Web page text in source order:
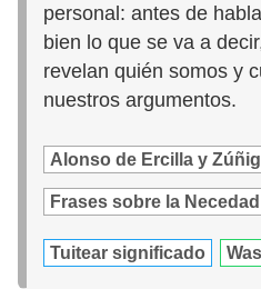
personal: antes de
bien lo que se va a
revelan quién somos y
nuestros argumentos.
Alonso de Ercilla y
Frases sobre la Necedad
Tuitear significado